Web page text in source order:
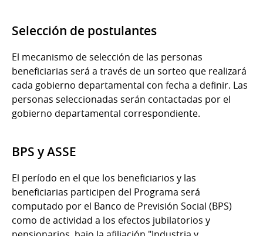
Selección de postulantes
El mecanismo de selección de las personas
beneficiarias será a través de un sorteo que realizará
cada gobierno departamental con fecha a definir. Las
personas seleccionadas serán contactadas por el
gobierno departamental correspondiente.
BPS y ASSE
El período en el que los beneficiarios y las
beneficiarias participen del Programa será
computado por el Banco de Previsión Social (BPS)
como de actividad a los efectos jubilatorios y